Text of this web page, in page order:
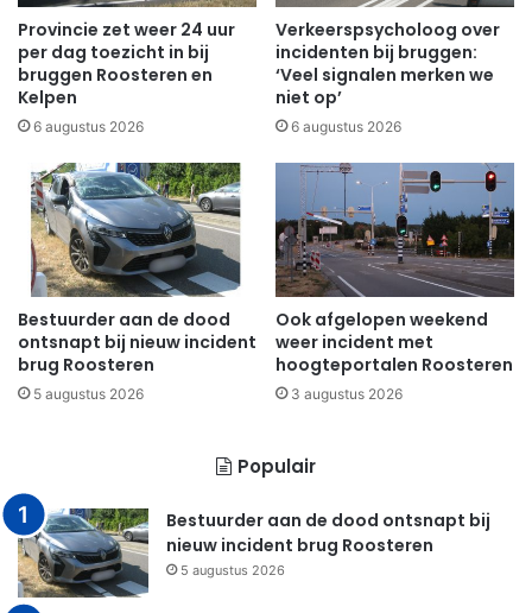
Provincie zet weer 24 uur
per dag toezicht in bij
bruggen Roosteren en
Kelpen
6 augustus 2026
Verkeerspsycholoog over
incidenten bij bruggen:
‘Veel signalen merken we
niet op’
6 augustus 2026
Bestuurder aan de dood
ontsnapt bij nieuw incident
brug Roosteren
5 augustus 2026
Ook afgelopen weekend
weer incident met
hoogteportalen Roosteren
3 augustus 2026
Populair
Bestuurder aan de dood ontsnapt bij
nieuw incident brug Roosteren
5 augustus 2026